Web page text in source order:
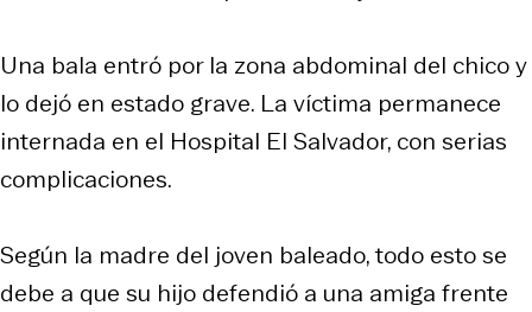
Una bala entró por la zona abdominal del chico y
lo dejó en estado grave. La víctima permanece
internada en el Hospital El Salvador, con serias
complicaciones.
Según la madre del joven baleado, todo esto se
debe a que su hijo defendió a una amiga frente